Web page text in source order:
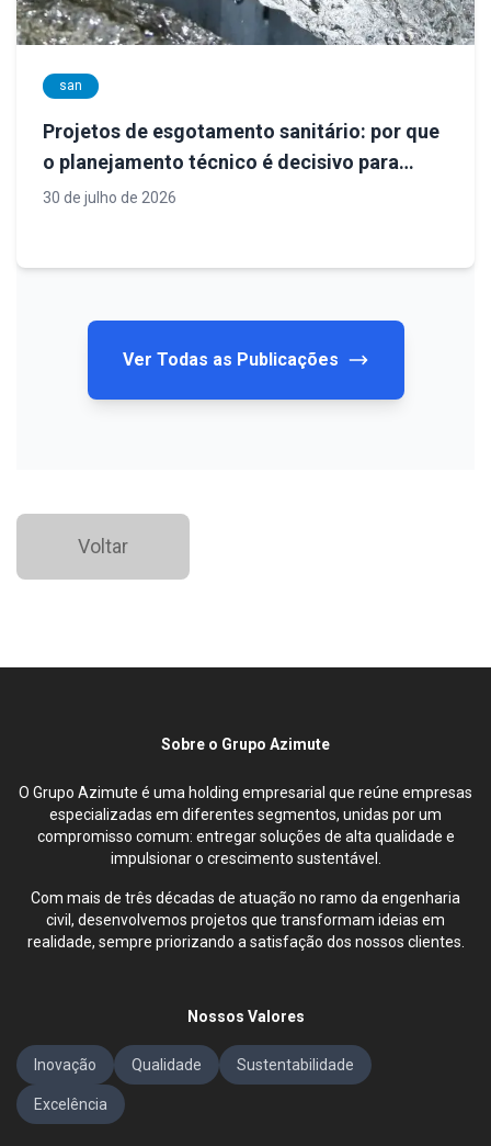
san
Projetos de esgotamento sanitário: por que
o planejamento técnico é decisivo para
sistemas eficientes e sustentáveis
30 de julho de 2026
Ver Todas as Publicações
Voltar
Sobre o Grupo Azimute
O Grupo Azimute é uma holding empresarial que reúne empresas
especializadas em diferentes segmentos, unidas por um
compromisso comum: entregar soluções de alta qualidade e
impulsionar o crescimento sustentável.
Com mais de três décadas de atuação no ramo da engenharia
civil, desenvolvemos projetos que transformam ideias em
realidade, sempre priorizando a satisfação dos nossos clientes.
Nossos Valores
Inovação Qualidade Sustentabilidade
Excelência